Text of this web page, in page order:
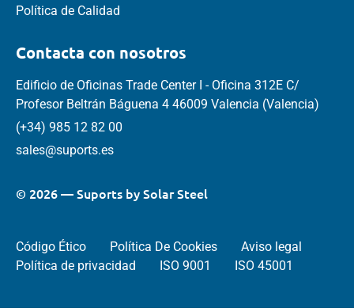
Política de Calidad
Contacta con nosotros
Edificio de Oficinas Trade Center I - Oficina 312E C/
Profesor Beltrán Báguena 4 46009 Valencia (Valencia)
(+34) 985 12 82 00
sales@suports.es
© 2026 — Suports by Solar Steel
Código Ético Política De Cookies
Aviso legal
Política de privacidad
ISO 9001 ISO 45001